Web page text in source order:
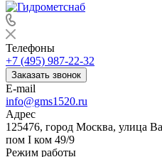
Телефоны
+7 (495) 987-22-32
Заказать звонок
E-mail
info@gms1520.ru
Адрес
125476, город Москва, улица
пом I ком 49/9
Режим работы